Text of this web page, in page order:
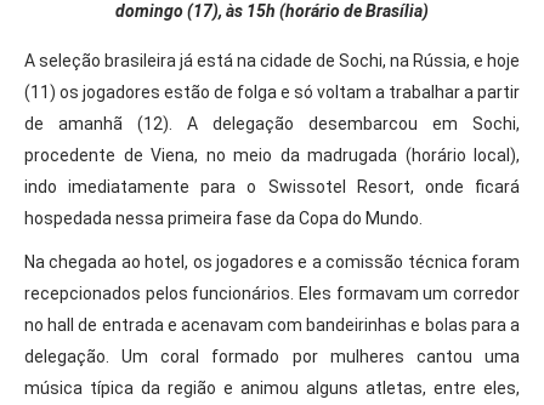
domingo (17), às 15h (horário de Brasília)
A seleção brasileira já está na cidade de Sochi, na Rússia, e hoje
(11) os jogadores estão de folga e só voltam a trabalhar a partir
de amanhã (12). A delegação desembarcou em Sochi,
procedente de Viena, no meio da madrugada (horário local),
indo imediatamente para o Swissotel Resort, onde ficará
hospedada nessa primeira fase da Copa do Mundo.
Na chegada ao hotel, os jogadores e a comissão técnica foram
recepcionados pelos funcionários. Eles formavam um corredor
no hall de entrada e acenavam com bandeirinhas e bolas para a
delegação. Um coral formado por mulheres cantou uma
música típica da região e animou alguns atletas, entre eles,